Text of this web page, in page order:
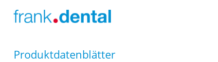
Produktdatenblätter